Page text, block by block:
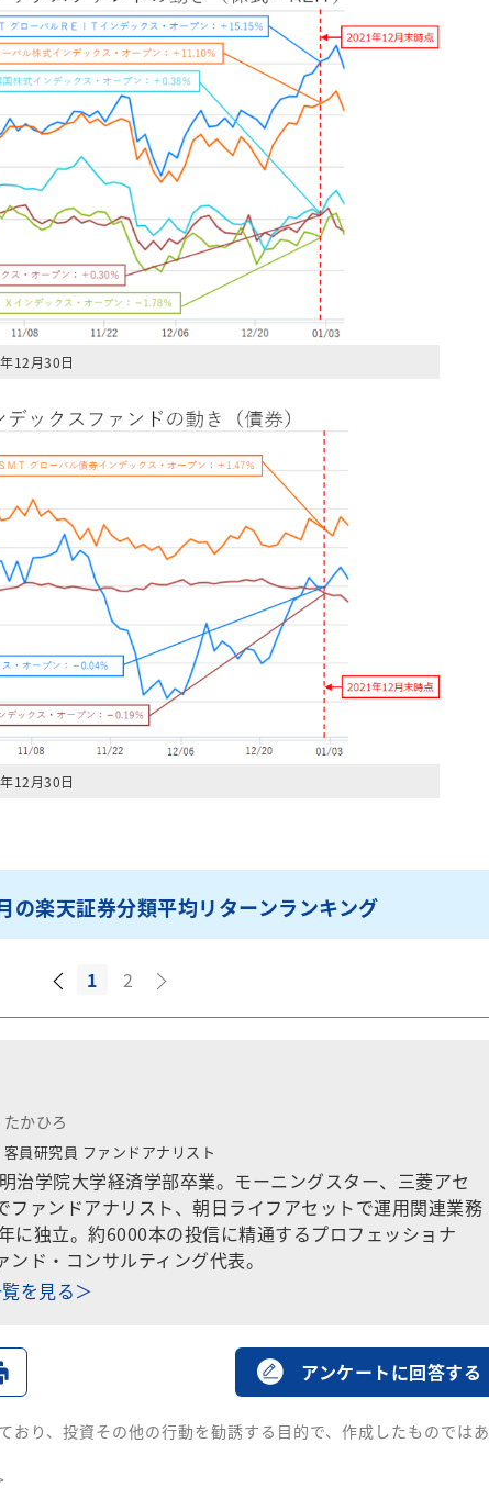
12月30日
12月30日
の楽天証券分類平均リターンランキング
1 2
かひろ
客員研究員 ファンドアナリスト
治学院大学経済学部卒業。モーニングスター、三菱アセ
ファンドアナリスト、朝日ライフアセットで運用関連業務
に独立。約6000本の投信に精通するプロフェッショナ
ド・コンサルティング代表。
を見る＞
アンケートに回答する
おり、投資その他の行動を勧誘する目的で、作成したものではあ